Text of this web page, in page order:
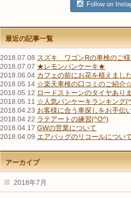
Follow on
最近の記事一覧
2018.07.08 スズキ ワゴンRの車検のご
2018.07.07 ★レモンパンケーキ★
2018.06.04 カフェの前にお花を植えまし
2018.05.14 ☆楽天車検の口コミのご紹介
2018.05.12 ロードストーンのタイヤあり
2018.05.11 ☆人気パンケーキランキング
2018.04.23 お客様に合う車探しをお手伝
2018.04.22 ラテアートの練習(^O^)
2018.04.17 GWの営業について
2018.04.09 エアバッグのリコールについ
アーカイブ
2018年7月